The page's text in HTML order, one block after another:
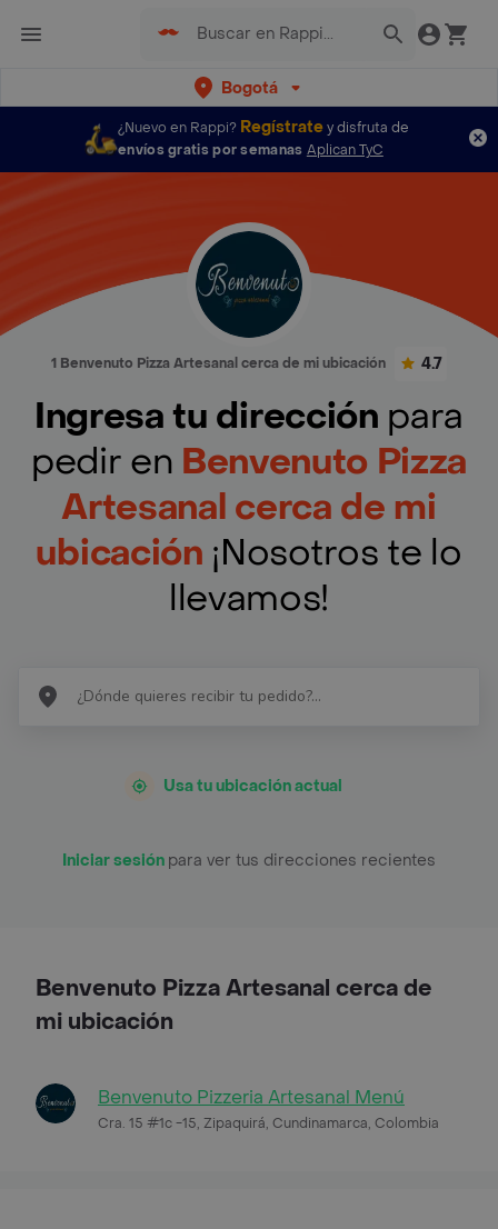
Bogotá
¿Nuevo en Rappi? Regístratey disfruta de
envíos gratis por semanas Aplican TyC
1 Benvenuto Pizza Artesanal cerca de mi ubicación 4.7
Ingresa tu dirección para
pedir en Benvenuto Pizza
Artesanal cerca de mi
ubicación ¡Nosotros te lo
llevamos!
Usa tu ubicación actual
Iniciar sesión para ver tus direcciones recientes
Benvenuto Pizza Artesanal cerca de
mi ubicación
Benvenuto Pizzeria Artesanal Menú
Cra. 15 #1c -15, Zipaquirá, Cundinamarca, Colombia